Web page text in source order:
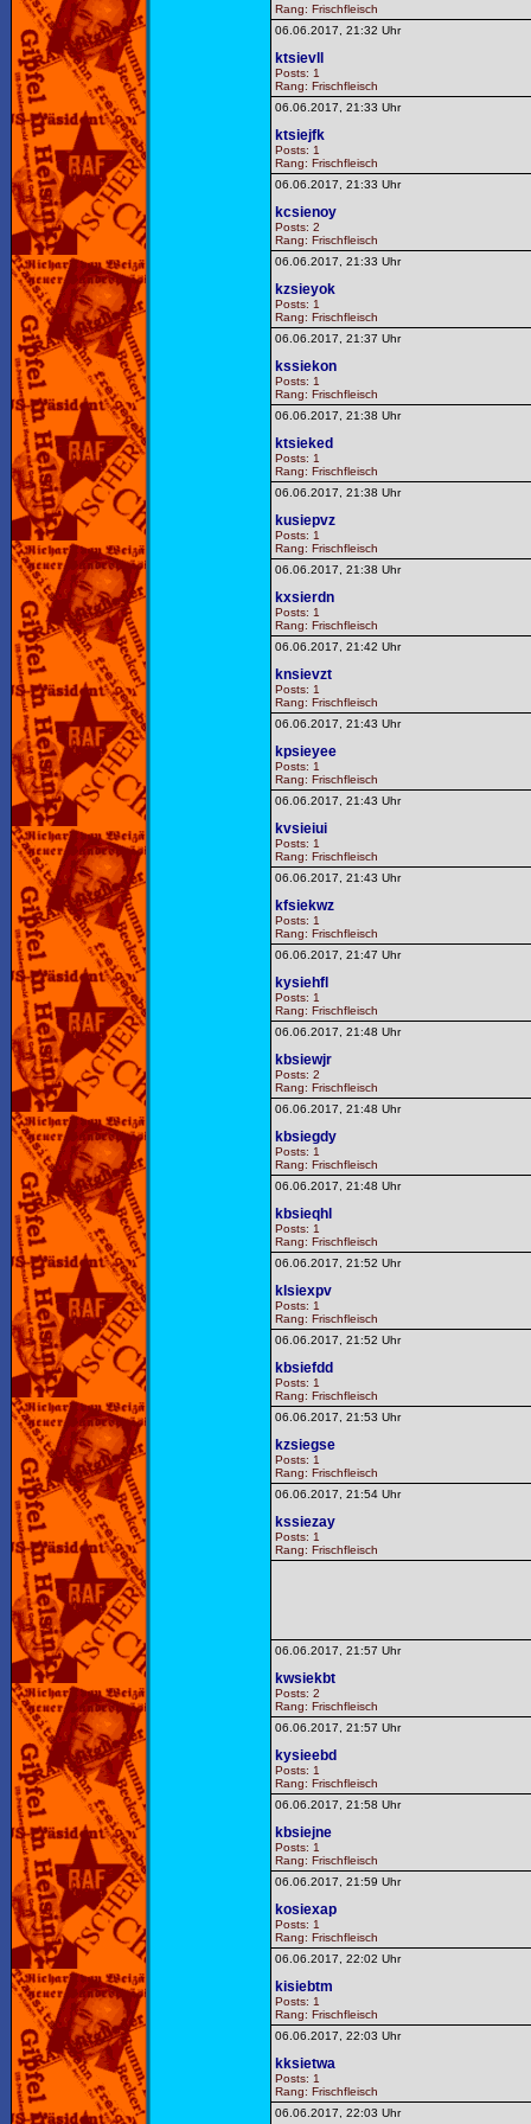
Rang: Frischfleisch
06.06.2017, 21:32 Uhr
ktsievll
Posts: 1
Rang: Frischfleisch
06.06.2017, 21:33 Uhr
ktsiejfk
Posts: 1
Rang: Frischfleisch
06.06.2017, 21:33 Uhr
kcsienoy
Posts: 2
Rang: Frischfleisch
06.06.2017, 21:33 Uhr
kzsieyok
Posts: 1
Rang: Frischfleisch
06.06.2017, 21:37 Uhr
kssiekon
Posts: 1
Rang: Frischfleisch
06.06.2017, 21:38 Uhr
ktsieked
Posts: 1
Rang: Frischfleisch
06.06.2017, 21:38 Uhr
kusiepvz
Posts: 1
Rang: Frischfleisch
06.06.2017, 21:38 Uhr
kxsierdn
Posts: 1
Rang: Frischfleisch
06.06.2017, 21:42 Uhr
knsievzt
Posts: 1
Rang: Frischfleisch
06.06.2017, 21:43 Uhr
kpsieyee
Posts: 1
Rang: Frischfleisch
06.06.2017, 21:43 Uhr
kvsieiui
Posts: 1
Rang: Frischfleisch
06.06.2017, 21:43 Uhr
kfsiekwz
Posts: 1
Rang: Frischfleisch
06.06.2017, 21:47 Uhr
kysiehfl
Posts: 1
Rang: Frischfleisch
06.06.2017, 21:48 Uhr
kbsiewjr
Posts: 2
Rang: Frischfleisch
06.06.2017, 21:48 Uhr
kbsiegdy
Posts: 1
Rang: Frischfleisch
06.06.2017, 21:48 Uhr
kbsieqhl
Posts: 1
Rang: Frischfleisch
06.06.2017, 21:52 Uhr
klsiexpv
Posts: 1
Rang: Frischfleisch
06.06.2017, 21:52 Uhr
kbsiefdd
Posts: 1
Rang: Frischfleisch
06.06.2017, 21:53 Uhr
kzsiegse
Posts: 1
Rang: Frischfleisch
06.06.2017, 21:54 Uhr
kssiezay
Posts: 1
Rang: Frischfleisch
06.06.2017, 21:57 Uhr
kwsiekbt
Posts: 2
Rang: Frischfleisch
06.06.2017, 21:57 Uhr
kysieebd
Posts: 1
Rang: Frischfleisch
06.06.2017, 21:58 Uhr
kbsiejne
Posts: 1
Rang: Frischfleisch
06.06.2017, 21:59 Uhr
kosiexap
Posts: 1
Rang: Frischfleisch
06.06.2017, 22:02 Uhr
kisiebtm
Posts: 1
Rang: Frischfleisch
06.06.2017, 22:03 Uhr
kksietwa
Posts: 1
Rang: Frischfleisch
06.06.2017, 22:03 Uhr